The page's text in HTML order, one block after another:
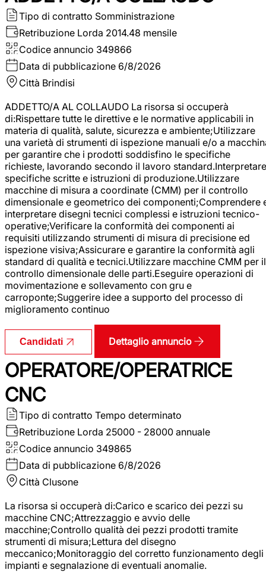
Tipo di contratto Somministrazione
Retribuzione Lorda 2014.48 mensile
Codice annuncio 349866
Data di pubblicazione 6/8/2026
Città Brindisi
ADDETTO/A AL COLLAUDO La risorsa si occuperà
di:Rispettare tutte le direttive e le normative applicabili in
materia di qualità, salute, sicurezza e ambiente;Utilizzare
una varietà di strumenti di ispezione manuali e/o a
per garantire che i prodotti soddisfino le specifiche
richieste, lavorando secondo il lavoro standard.Interpretare
specifiche scritte e istruzioni di produzione.Utilizzare
macchine di misura a coordinate (CMM) per il controllo
dimensionale e geometrico dei componenti;Comprendere
interpretare disegni tecnici complessi e istruzioni tecnico-
operative;Verificare la conformità dei componenti ai
requisiti utilizzando strumenti di misura di precisione ed
ispezione visiva;Assicurare e garantire la conformità agli
standard di qualità e tecnici.Utilizzare macchine CMM per il
controllo dimensionale delle parti.Eseguire operazioni di
movimentazione e sollevamento con gru e
carroponte;Suggerire idee a supporto del processo di
miglioramento continuo
Candidati Dettaglio annuncio
OPERATORE/OPERATRICE
CNC
Tipo di contratto Tempo determinato
Retribuzione Lorda 25000 - 28000 annuale
Codice annuncio 349865
Data di pubblicazione 6/8/2026
Città Clusone
La risorsa si occuperà di:Carico e scarico dei pezzi su
macchine CNC;Attrezzaggio e avvio delle
macchine;Controllo qualità dei pezzi prodotti tramite
strumenti di misura;Lettura del disegno
meccanico;Monitoraggio del corretto funzionamento degli
impianti e segnalazione di eventuali anomalie.